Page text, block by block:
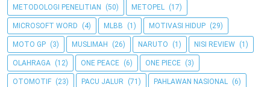
METODOLOGI PENELITIAN (50) METOPEL (17)
MICROSOFT WORD (4) MLBB (1) MOTIVASI HIDUP (29)
MOTO GP (3) MUSLIMAH (26) NARUTO (1) NISI REVIEW (1)
OLAHRAGA (12) ONE PEACE (6) ONE PIECE (3)
OTOMOTIF (23) PACU JALUR (71) PAHLAWAN NASIONAL (6)